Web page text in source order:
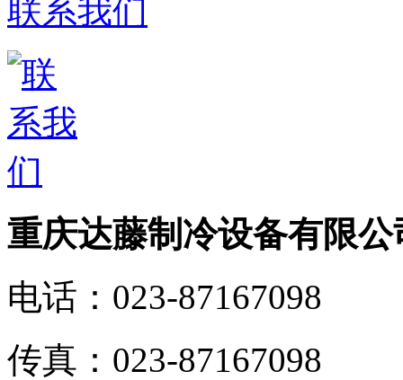
联系我们
重庆达藤制冷设备有限公
电话： 023-87167098
传真： 023-87167098